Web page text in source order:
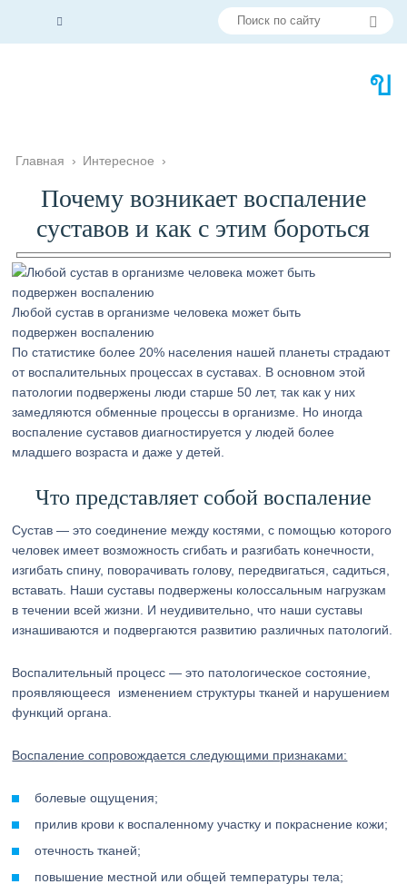
Главная › Интересное ›
Почему возникает воспаление
суставов и как с этим бороться
Любой сустав в организме человека может быть
подвержен воспалению
По статистике более 20% населения нашей планеты страдают
от воспалительных процессах в суставах. В основном этой
патологии подвержены люди старше 50 лет, так как у них
замедляются обменные процессы в организме. Но иногда
воспаление суставов диагностируется у людей более
младшего возраста и даже у детей.
Что представляет собой воспаление
Сустав — это соединение между костями, с помощью которого
человек имеет возможность сгибать и разгибать конечности,
изгибать спину, поворачивать голову, передвигаться, садиться,
вставать. Наши суставы подвержены колоссальным нагрузкам
в течении всей жизни. И неудивительно, что наши суставы
изнашиваются и подвергаются развитию различных патологий.
Воспалительный процесс — это патологическое состояние,
проявляющееся изменением структуры тканей и нарушением
функций органа.
Воспаление сопровождается следующими признаками:
болевые ощущения;
прилив крови к воспаленному участку и покраснение кожи;
отечность тканей;
повышение местной или общей температуры тела;